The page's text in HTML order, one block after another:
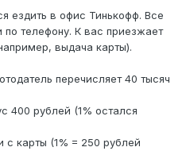
ездить в офис Тинькофф. Все
по телефону. К вас приезжает
выдача карты).
перечисляет 40 тысяч
400 рублей (1% остался
с карты (1% = 250 рублей